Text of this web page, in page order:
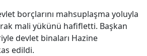
borçlarını mahsuplaşma yoluyla
mali yükünü hafifletti. Başkan
devlet binaları Hazine
edildi.